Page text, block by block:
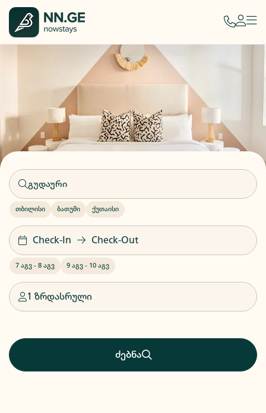
თბილისი ბათუმი ქუთაისი
Check-In Check-Out
7 აგვ - 8 აგვ 9 აგვ - 10 აგვ
1 ზრდასრული
ძებნა